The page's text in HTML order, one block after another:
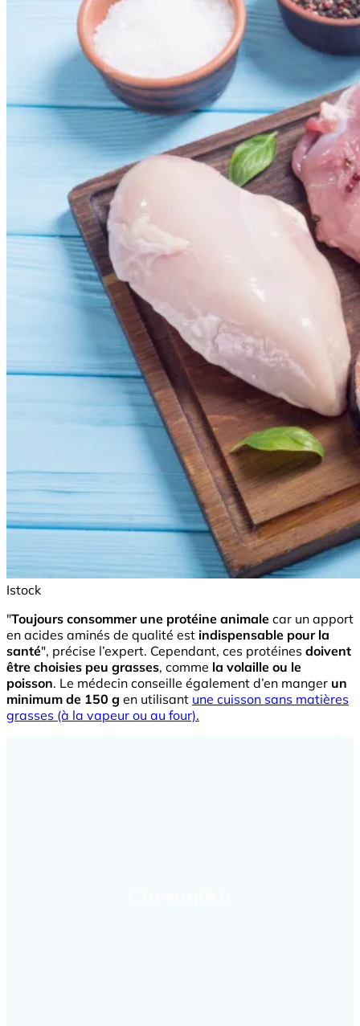
Istock
"Toujours consommer une protéine animale car un apport
en acides aminés de qualité est indispensable pour la
santé", précise l’expert. Cependant, ces protéines doivent
être choisies peu grasses, comme la volaille ou le
poisson. Le médecin conseille également d’en manger un
minimum de 150 g en utilisant une cuisson sans matières
grasses (à la vapeur ou au four).